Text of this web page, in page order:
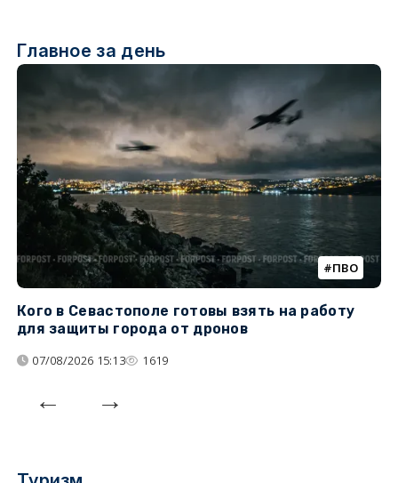
Главное за день
ПВО
Кого в Севастополе готовы взять на работу
для защиты города от дронов
07/08/2026 15:13 1619